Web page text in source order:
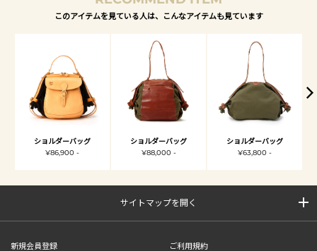
このアイテムを見ている人は、こんなアイテムも見ています
ショルダーバッグ
¥86,900 -
ショルダーバッグ
¥88,000 -
ショルダーバッグ
¥63,800 -
サイトマップを開く
新規会員登録 ご利用規約